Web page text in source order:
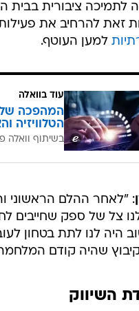
ציבורית בבית
זאת להרחיב את
למען העוטף.
עוד בוואלה
הטלוויזיה
בשיתוף וואלה
: "לאחר ההלם הראשוני
צל של ספק שחייבים
היה לנו לתת בטחון
שהיה קודם
השיווק